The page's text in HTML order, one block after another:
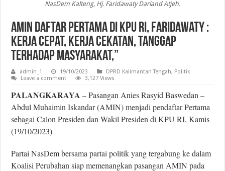
NasDem Kalteng, Hj. Faridawaty Darland Atjeh.
AMIN Daftar Pertama di KPU RI, Faridawaty :
Kerja Cepat, Kerja Cekatan, Tanggap
Terhadap Masyarakat,”
admin_1 19/10/2023 DPRD Kalimantan Tengah, Politik
Leave a comment
3,127 Views
PALANGKARAYA – Pasangan Anies Rasyid Baswedan –
Abdul Muhaimin Iskandar (AMIN) menjadi pendaftar Pertama
sebagai Calon Presiden dan Wakil Presiden di KPU RI, Kamis
(19/10/2023)
Partai NasDem bersama partai politik yang tergabung ke dalam
Koalisi Perubahan siap memenangkan pasangan AMIN pada